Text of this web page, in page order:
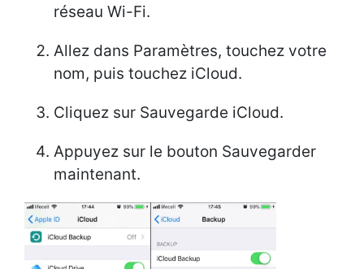
réseau Wi-Fi.
Allez dans Paramètres, touchez votre
nom, puis touchez iCloud.
Cliquez sur Sauvegarde iCloud.
Appuyez sur le bouton Sauvegarder
maintenant.